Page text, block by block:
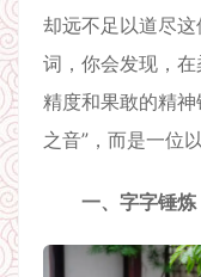
却远不足以道尽
词，你会发现，
精度和果敢的精
之音”，而是一位
一、字字锤